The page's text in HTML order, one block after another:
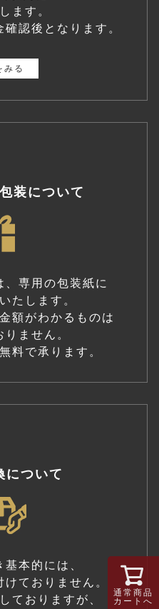
ます。
認後となります。
みる
装について
、専用の包装紙に
たします。
額がわかるものは
ません。
料で承ります。
について
本的には、
ておりません。
ておりますが、
通常商品
カートへ